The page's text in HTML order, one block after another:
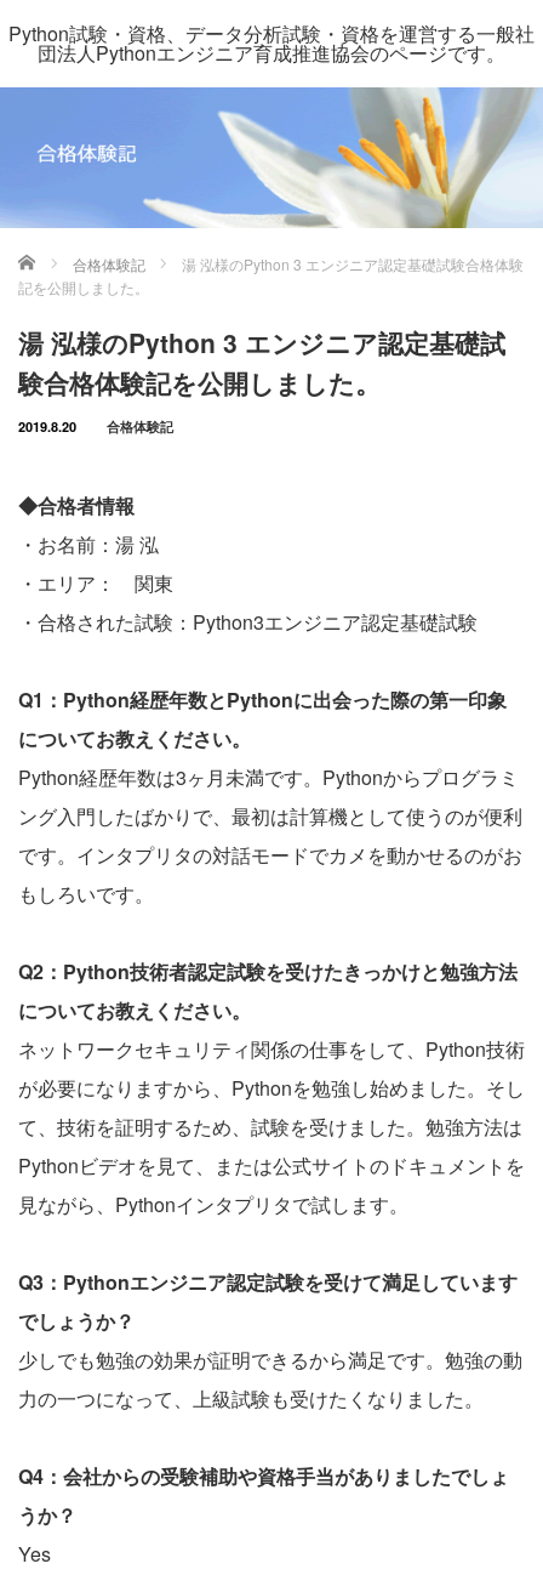
Python試験・資格、データ分析試験・資格を運営する一般社
団法人Pythonエンジニア育成推進協会のページです。
ホーム 合格体験記
湯 泓様のPython 3 エンジニア認定基礎試験合格体験
記を公開しました。
湯 泓様のPython 3 エンジニア認定基礎試
験合格体験記を公開しました。
2019.8.20 合格体験記
◆合格者情報
・お名前：湯 泓
・エリア： 関東
・合格された試験：Python3エンジニア認定基礎試験
Q1：Python経歴年数とPythonに出会った際の第一印象
についてお教えください。
Python経歴年数は3ヶ月未満です。Pythonからプログラミ
ング入門したばかりで、最初は計算機として使うのが便利
です。インタプリタの対話モードでカメを動かせるのがお
もしろいです。
Q2：Python技術者認定試験を受けたきっかけと勉強方法
についてお教えください。
ネットワークセキュリティ関係の仕事をして、Python技術
が必要になりますから、Pythonを勉強し始めました。そし
て、技術を証明するため、試験を受けました。勉強方法は
Pythonビデオを見て、または公式サイトのドキュメントを
見ながら、Pythonインタプリタで試します。
Q3：Pythonエンジニア認定試験を受けて満足しています
でしょうか？
少しでも勉強の効果が証明できるから満足です。勉強の動
力の一つになって、上級試験も受けたくなりました。
Q4：会社からの受験補助や資格手当がありましたでしょ
うか？
Yes